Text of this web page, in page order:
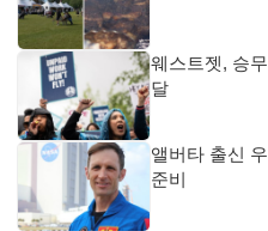
웨스트젯, 승
달
앨버타 출신
준비